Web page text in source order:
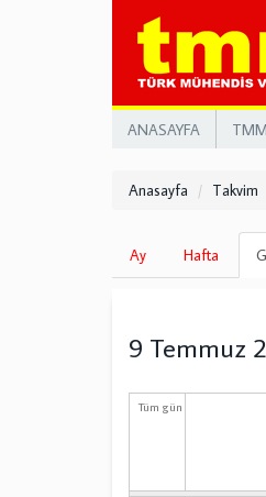
ANASAYFA
Anasayfa Takvim
Birincil
sekmeler
Ay Hafta
9 Temmuz
Tüm gün